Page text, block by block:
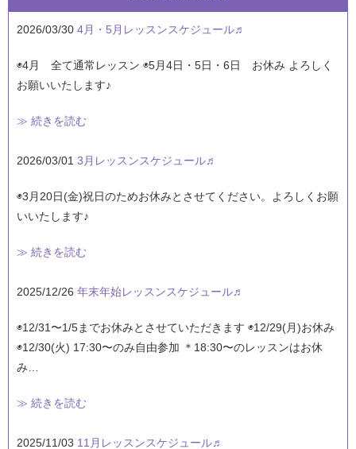
2026/03/30 4月・5月レッスンスケジュール♬
◉4月 全て通常レッスン ◉5月4日・5日・6日 お休み よろしく
お願いいたします♪
≫ 続きを読む
2026/03/01 3月レッスンスケジュール♬
◉3月20日(金)祝日のためお休みとさせてください。よろしくお願
いいたします♪
≫ 続きを読む
2025/12/26 年末年始レッスンスケジュール♬
◉12/31〜1/5までお休みとさせていただきます ◉12/29(月)お休み
◉12/30(火) 17:30〜のみ自由参加 ＊18:30〜のレッスンはお休
み…
≫ 続きを読む
2025/11/03 11月レッスンスケジュール♬